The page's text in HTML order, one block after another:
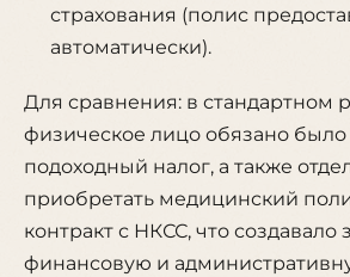
страхования (полис
автоматически).
Для сравнения: в стандартном
физическое лицо обязано
подоходный налог, а также
приобретать медицинский
контракт с НКСС, что создавало
финансовую и